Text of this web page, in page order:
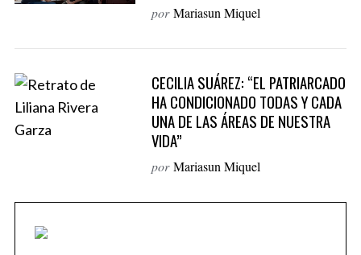
por Mariasun Miquel
CECILIA SUÁREZ: “EL PATRIARCADO
HA CONDICIONADO TODAS Y CADA
UNA DE LAS ÁREAS DE NUESTRA
VIDA”
por Mariasun Miquel